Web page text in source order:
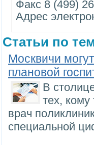
Факс 8 (499)
Адрес
Статьи по
Москвичи
плановой
В
тех, кому
врач
специальной